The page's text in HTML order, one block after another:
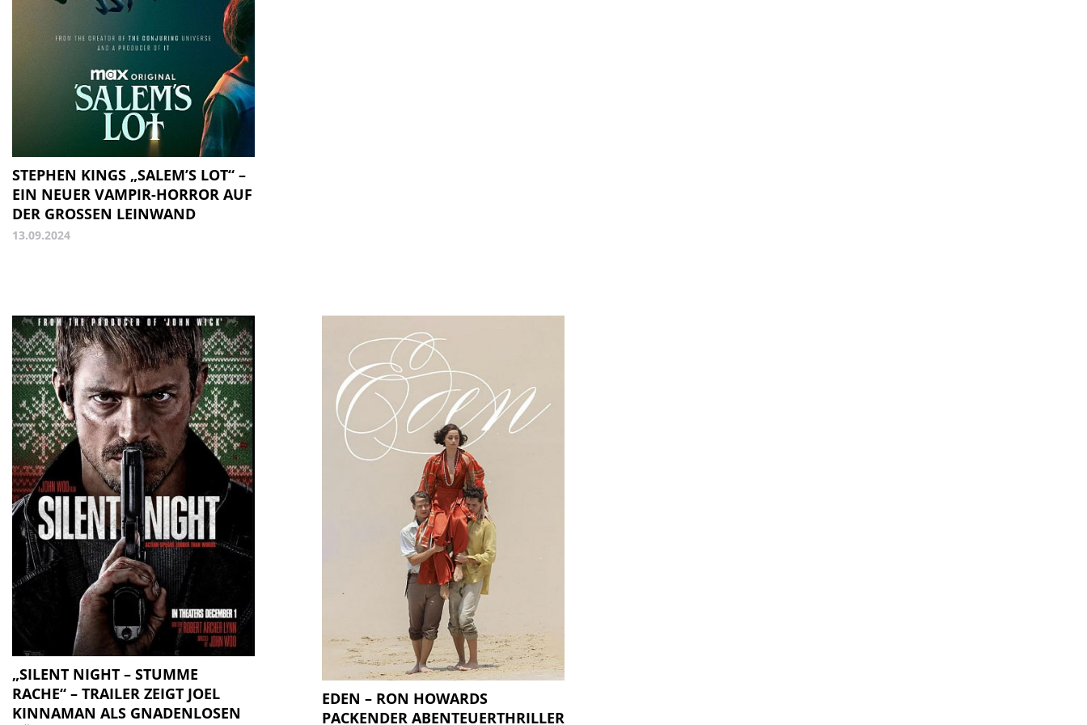
STEPHEN KINGS „SALEM’S LOT“ –
EIN NEUER VAMPIR-HORROR AUF
DER GROSSEN LEINWAND
13.09.2024
„SILENT NIGHT – STUMME
RACHE“ – TRAILER ZEIGT JOEL
KINNAMAN ALS GNADENLOSEN
EDEN – RON HOWARDS
PACKENDER ABENTEUERTHRILLER